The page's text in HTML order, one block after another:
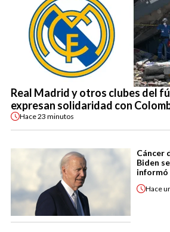
Real Madrid y otros clubes del
expresan solidaridad con
Hace23 minutos
Cáncer
Biden
informó
Hace